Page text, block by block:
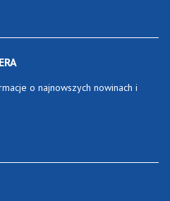
o najnowszych nowinach i